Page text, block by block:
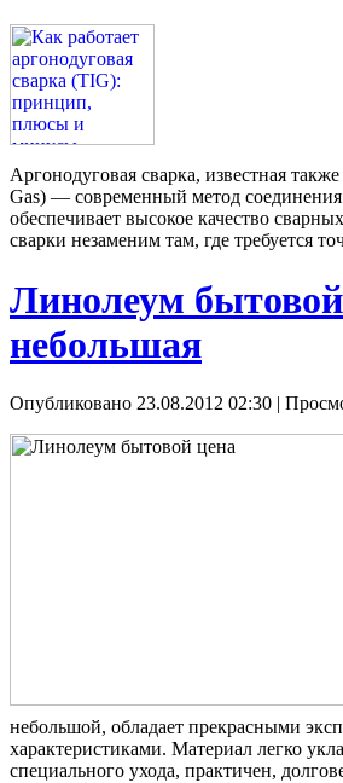
Аргонодуговая сварка, известная
Gas) — современный метод
обеспечивает высокое качество
сварки незаменим там, где требуется
Линолеум
небольшая
Опубликовано 23.08.2012 02:30 |
небольшой, обладает прекрасными
характеристиками. Материал легко
специального ухода, практичен,